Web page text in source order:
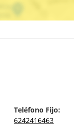
Teléfono Fijo:
6242416463